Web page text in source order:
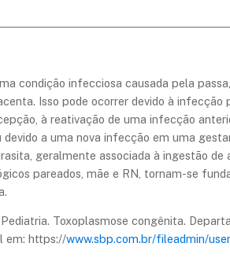
condição infecciosa causada pela
Isso pode ocorrer devido à infecção
à reativação de uma infecção
a uma nova infecção em uma
geralmente associada à ingestão de
pareados, mãe e RN, tornam-se
Toxoplasmose congênita.
em: https://www.sbp.com.br/fileadmin/